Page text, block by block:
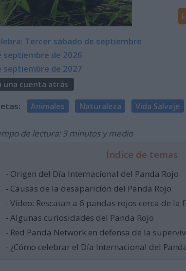
Tercer sábado de septiembre
septiembre de 2026
septiembre de 2027
una cuenta atrás
Animales Naturaleza Vida Salvaje
de lectura: 3 minutos y medio
Índice de temas
- Origen del Día Internacional del Panda Rojo
- Causas de la desaparición del Panda Rojo
- Vídeo: Rescatan a 6 pandas rojos cerca de la
- Algunas curiosidades del Panda Rojo
- Red Panda Network en defensa de la
- ¿Cómo celebrar el Día Internacional del